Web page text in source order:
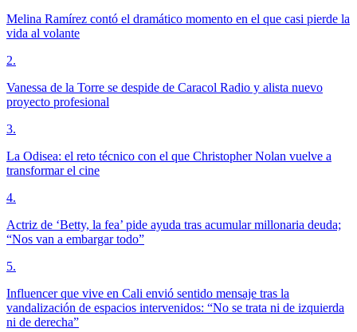
Melina Ramírez contó el dramático momento en el que casi pierde la
vida al volante
2.
Vanessa de la Torre se despide de Caracol Radio y alista nuevo
proyecto profesional
3.
La Odisea: el reto técnico con el que Christopher Nolan vuelve a
transformar el cine
4.
Actriz de ‘Betty, la fea’ pide ayuda tras acumular millonaria deuda;
“Nos van a embargar todo”
5.
Influencer que vive en Cali envió sentido mensaje tras la
vandalización de espacios intervenidos: “No se trata ni de izquierda
ni de derecha”